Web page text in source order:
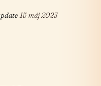
15 máj 2023